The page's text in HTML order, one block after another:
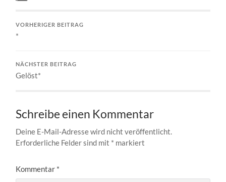
VORHERIGER BEITRAG
*
NÄCHSTER BEITRAG
Gelöst*
Schreibe einen Kommentar
Deine E-Mail-Adresse wird nicht veröffentlicht.
Erforderliche Felder sind mit * markiert
Kommentar *